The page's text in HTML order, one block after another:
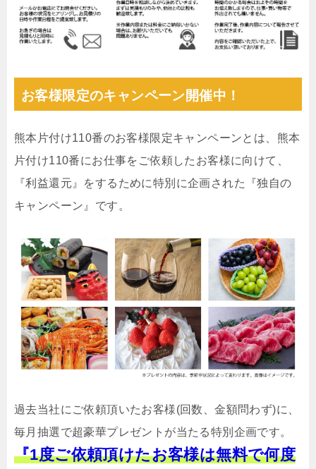
お客様限定のキャンペーン開催中！
熊本片付け110番のお客様限定キャンペーンとは、熊本
片付け110番にお仕事をご依頼したお客様に向けて、
『利益還元』をするために特別に企画された『独自の
キャンペーン』です。
過去当社にご依頼頂いたお客様(回数、金額問わず)に、
毎月抽選で超豪華プレゼントが当たる特別企画です。
『1度ご依頼頂けたお客様は無料で何度